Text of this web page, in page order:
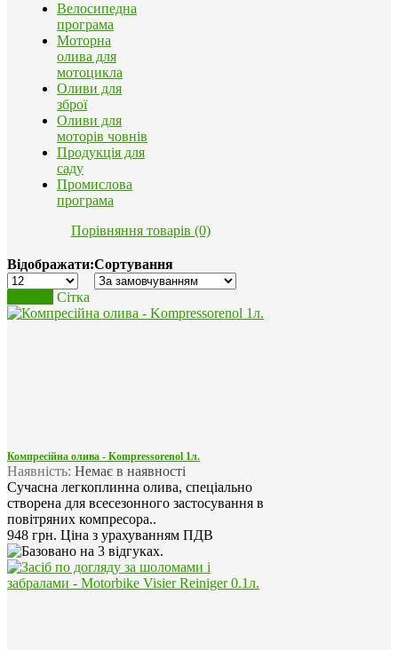
Велосипедна
програма
Моторна
олива для
мотоцикла
Оливи для
зброї
Оливи для
моторів човнів
Продукція для
саду
Промислова
програма
Порівняння товарів (0)
Відображати:Сортування
Сітка
Компресійна олива - Kompressorenol 1л.
Наявність: Немає в наявності
Сучасна легкоплинна олива, спеціально
створена для всесезонного застосування в
повітряних компресора..
948 грн. Ціна з урахуванням ПДВ